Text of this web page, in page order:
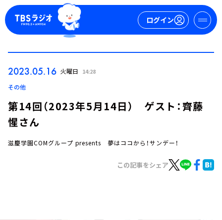
ログイン
2023.05.16 火曜日 14:28
その他
第14回（2023年5月14日） ゲスト：齊藤
惺さん
滋慶学園COMグループ presents 夢はココから！サンデー！
この記事をシェア